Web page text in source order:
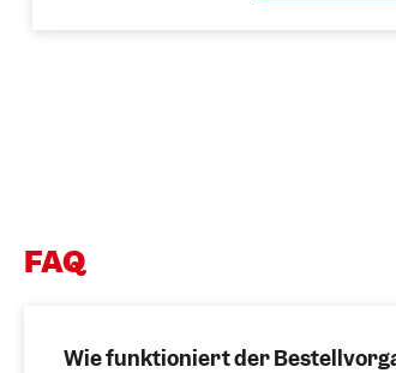
FAQ
Wie funktioniert der